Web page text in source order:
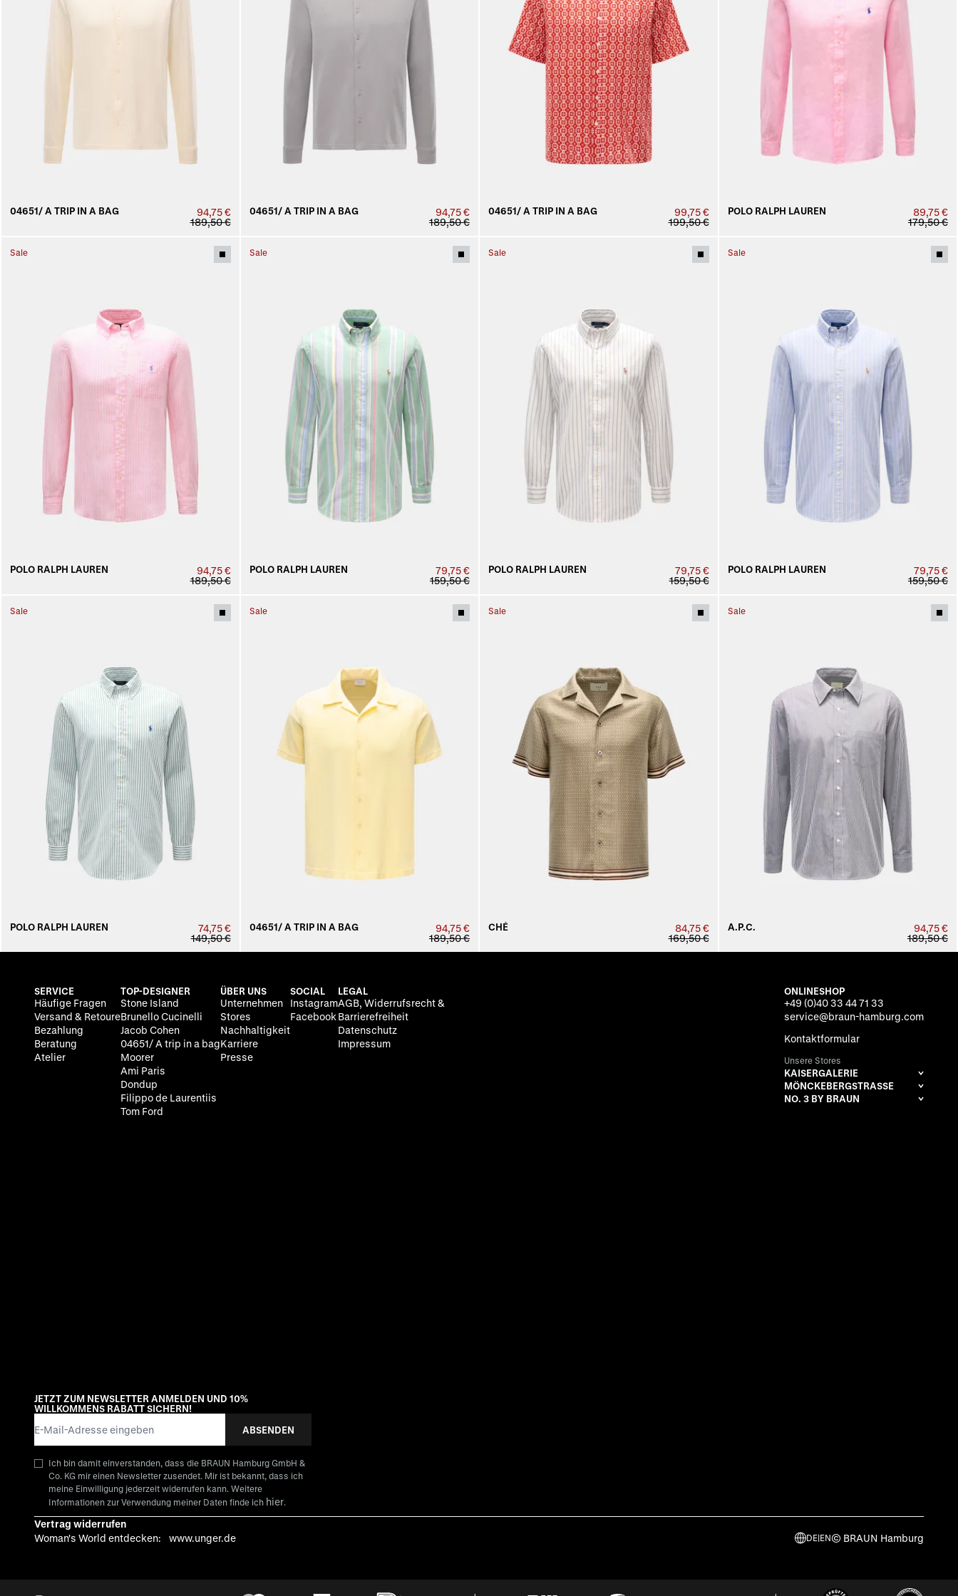
04651/ A TRIP IN A BAG
94,75 €
189,50 €
04651/ A TRIP IN A BAG
94,75 €
189,50 €
04651/ A TRIP IN A BAG
99,75 €
199,50 €
POLO RALPH LAUREN
89,75 €
179,50 €
Sale
POLO RALPH LAUREN
94,75 €
189,50 €
Sale
POLO RALPH LAUREN
79,75 €
159,50 €
Sale
POLO RALPH LAUREN
79,75 €
159,50 €
Sale
POLO RALPH LAUREN
79,75 €
159,50 €
Sale
POLO RALPH LAUREN
74,75 €
149,50 €
Sale
04651/ A TRIP IN A BAG
94,75 €
189,50 €
Sale
CHÉ
84,75 €
169,50 €
Sale
A.P.C.
94,75 €
189,50 €
SERVICE
Häufige Fragen
Versand & Retoure
Bezahlung
Beratung
Atelier
TOP-DESIGNER
Stone Island
Brunello Cucinelli
Jacob Cohen
04651/ A trip in a bag
Moorer
Ami Paris
Dondup
Filippo de Laurentiis
Tom Ford
ÜBER UNS
Unternehmen
Stores
Nachhaltigkeit
Karriere
Presse
SOCIAL
Instagram
Facebook
LEGAL
AGB, Widerrufsrecht &
Barrierefreiheit
Datenschutz
Impressum
ONLINESHOP
+49 (0)40 33 44 71 33
service@braun-hamburg.com
Kontaktformular
Unsere Stores
KAISERGALERIE
MÖNCKEBERGSTRASSE
NO. 3 BY BRAUN
JETZT ZUM NEWSLETTER ANMELDEN UND 10%
WILLKOMMENS RABATT SICHERN!
ABSENDEN
Ich bin damit einverstanden, dass die BRAUN Hamburg GmbH &
Co. KG mir einen Newsletter zusendet. Mir ist bekannt, dass ich
meine Einwilligung jederzeit widerrufen kann. Weitere
Informationen zur Verwendung meiner Daten finde ich hier.
Vertrag widerrufen
Woman's World entdecken:
www.unger.de DE|EN© BRAUN Hamburg